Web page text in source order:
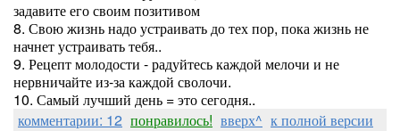
задавите его своим позитивом
8. Свою жизнь надо устраивать до тех пор, пока жизнь не
начнет устраивать тебя..
9. Рецепт молодости - радуйтесь каждой мелочи и не
нервничайте из-за каждой сволочи.
10. Самый лучший день = это сегодня..
комментарии: 12 понравилось! вверх^ к полной версии